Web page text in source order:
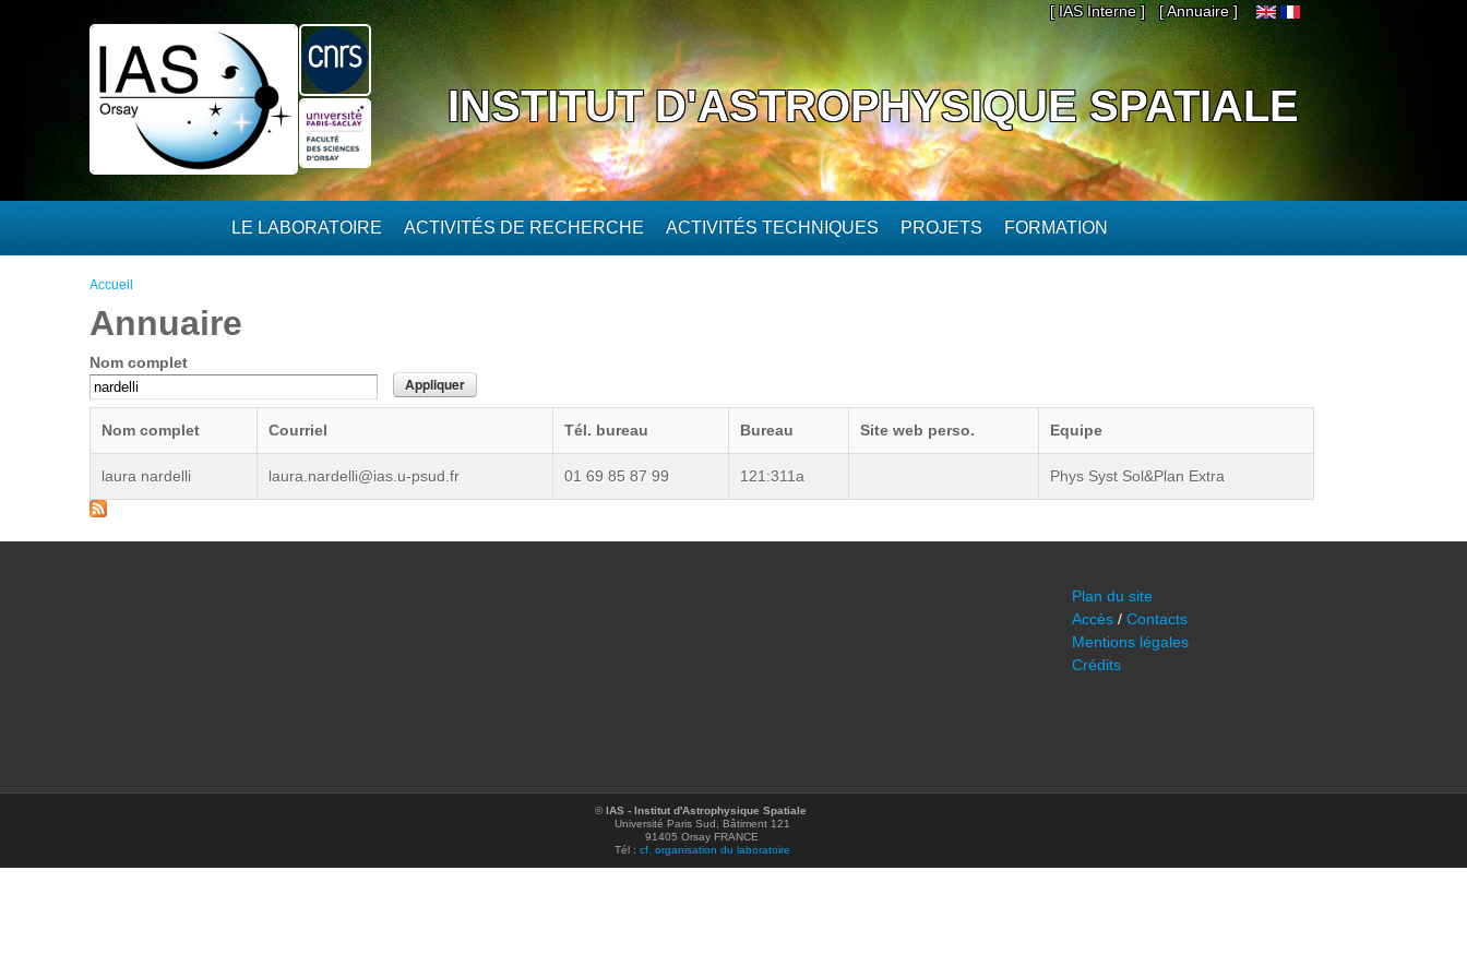
[ IAS Interne ] [ Annuaire ]
INSTITUT D'ASTROPHYSIQUE SPATIALE
LE LABORATOIRE ACTIVITÉS DE RECHERCHE ACTIVITÉS TECHNIQUES PROJETS FORMATION
Vous êtes ici
Accueil
Annuaire
Nom complet
Nom complet Courriel Tél. bureau Bureau Site web perso. Equipe
laura nardelli laura.nardelli@ias.u-psud.fr 01 69 85 87 99 121:311a Phys Syst Sol&Plan Extra
Plan du site
Accès / Contacts
Mentions légales
Crédits
© IAS - Institut d'Astrophysique Spatiale
Université Paris Sud, Bâtiment 121
91405 Orsay FRANCE
Tél : cf. organisation du laboratoire